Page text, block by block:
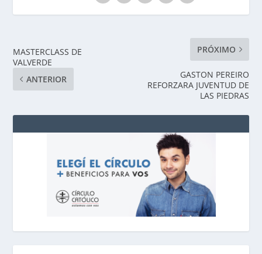
MASTERCLASS DE
VALVERDE
ANTERIOR
PRÓXIMO
GASTON PEREIRO
REFORZARA JUVENTUD DE
LAS PIEDRAS